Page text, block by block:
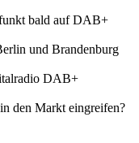
bald auf DAB+
und Brandenburg
DAB+
den Markt eingreifen?